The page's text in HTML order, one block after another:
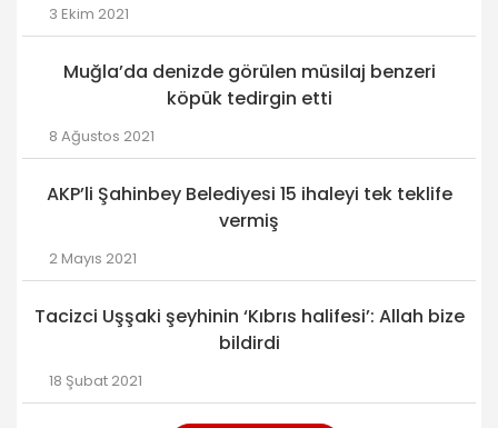
3 Ekim 2021
Muğla’da denizde görülen müsilaj benzeri
köpük tedirgin etti
8 Ağustos 2021
AKP’li Şahinbey Belediyesi 15 ihaleyi tek teklife
vermiş
2 Mayıs 2021
Tacizci Uşşaki şeyhinin ‘Kıbrıs halifesi’: Allah bize
bildirdi
18 Şubat 2021